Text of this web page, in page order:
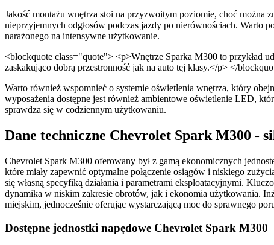
Jakość montażu wnętrza stoi na przyzwoitym poziomie, choć można
nieprzyjemnych odgłosów podczas jazdy po nierównościach. Warto
narażonego na intensywne użytkowanie.
<blockquote class="quote"> <p>Wnętrze Sparka M300 to przykład
zaskakująco dobrą przestronność jak na auto tej klasy.</p> </
Warto również wspomnieć o systemie oświetlenia wnętrza, który
wyposażenia dostępne jest również ambientowe oświetlenie LED,
sprawdza się w codziennym użytkowaniu.
Dane techniczne Chevrolet Spark M300 -
Chevrolet Spark M300 oferowany był z gamą ekonomicznych
które miały zapewnić optymalne połączenie osiągów i niskiego
się własną specyfiką działania i parametrami eksploatacyjnymi.
dynamika w niskim zakresie obrotów, jak i ekonomia użytkowania.
miejskim, jednocześnie oferując wystarczającą moc do sprawnego
Dostępne jednostki napędowe Chevrolet Spark M300